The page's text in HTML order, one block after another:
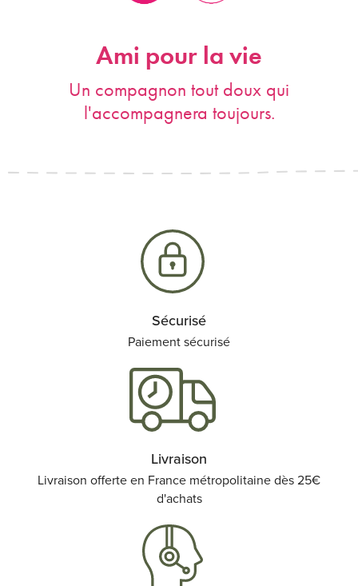
Ami pour la vie
Un compagnon tout doux qui
l'accompagnera toujours.
Sécurisé
Paiement sécurisé
Livraison
Livraison offerte en France métropolitaine dès 25€
d'achats